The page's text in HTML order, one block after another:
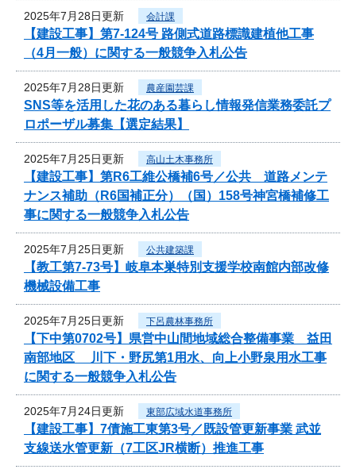
2025年7月28日更新 会計課
【建設工事】第7-124号 路側式道路標識建植他工事
（4月一般）に関する一般競争入札公告
2025年7月28日更新 農産園芸課
SNS等を活用した花のある暮らし情報発信業務委託プ
ロポーザル募集【選定結果】
2025年7月25日更新 高山土木事務所
【建設工事】第R6工維公橋補6号／公共 道路メンテ
ナンス補助（R6国補正分）（国）158号神宮橋補修工
事に関する一般競争入札公告
2025年7月25日更新 公共建築課
【教工第7-73号】岐阜本巣特別支援学校南館内部改修
機械設備工事
2025年7月25日更新 下呂農林事務所
【下中第0702号】県営中山間地域総合整備事業 益田
南部地区 川下・野尻第1用水、向上小野泉用水工事
に関する一般競争入札公告
2025年7月24日更新 東部広域水道事務所
【建設工事】7債施工東第3号／既設管更新事業 武並
支線送水管更新（7工区JR横断）推進工事